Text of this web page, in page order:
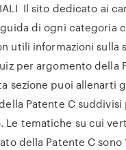
Il sito dedicato ai
di ogni categoria
utili informazioni sulla
per argomento della
sezione puoi allenarti
Patente C suddivisi
Le tematiche su cui
della Patente C sono